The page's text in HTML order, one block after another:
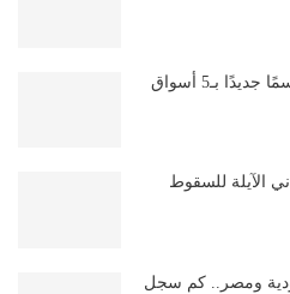
المدينة العالمية بالدمام تدشن موسمًا جديدًا بـ5 أسواق
الآيلة للسقوط
ومصر.. كم سجل